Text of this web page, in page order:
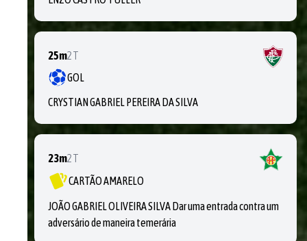
25m2T
GOL
CRYSTIAN GABRIEL PEREIRA DA SILVA
23m2T
CARTÃO AMARELO
JOÃO GABRIEL OLIVEIRA SILVA Dar uma entrada contra um
adversário de maneira temerária